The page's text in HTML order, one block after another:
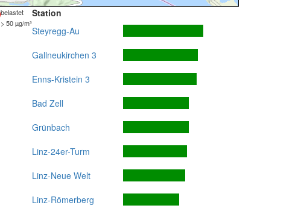
belastet
> 50 µg/m³
Station
Steyregg-Au
Gallneukirchen 3
Enns-Kristein 3
Bad Zell
Grünbach
Linz-24er-Turm
Linz-Neue Welt
Linz-Römerberg